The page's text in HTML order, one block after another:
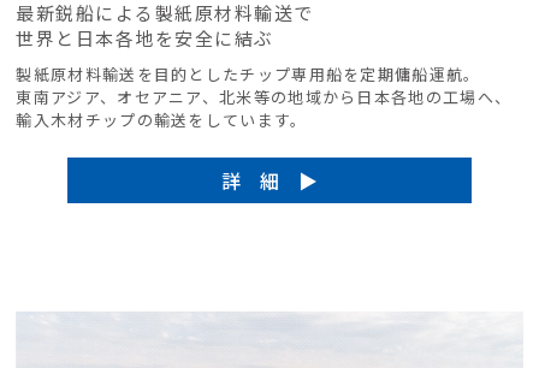
最新鋭船による製紙原材料輸送で
世界と日本各地を安全に結ぶ
製紙原材料輸送を目的としたチップ専用船を定期傭船運航。
東南アジア、オセアニア、北米等の地域から日本各地の工場へ、
輸入木材チップの輸送をしています。
詳 細 ▶︎